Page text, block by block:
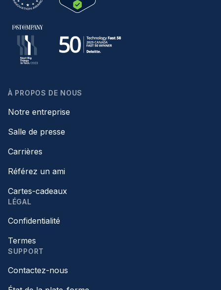
À PROPOS DE NOUS
Notre entreprise
Salle de presse
Carrières
Référez un ami
Cartes-cadeaux
LÉGAL
Confidentialité
Termes
SUPPORT
Contactez-nous